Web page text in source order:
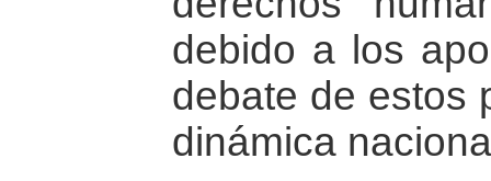
debido a los
debate de estos
dinámica